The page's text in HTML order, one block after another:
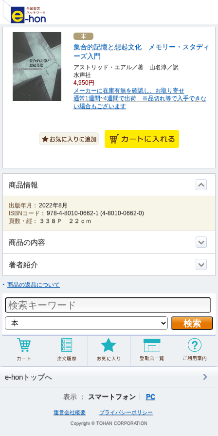
集合的記憶と想起文化 メモリー・スタディ
ーズ入門
アストリッド・エアル／著 山名淳／訳
水声社
4,950円
メーカーに在庫有無を確認し、お取り寄せ
通常1週間~4週間で出荷 ※品切れ等で入手できな
い場合もございます
商品情報
出版年月： 2022年8月
ISBNコード： 978-4-8010-0662-1 (4-8010-0662-0)
頁数・縦：
３３８Ｐ ２２ｃｍ
商品の内容
著者紹介
商品の返品について
e-honトップへ
表示 ： スマートフォン PC
運営会社概要 プライバシーポリシー
Copyright © TOHAN CORPORATION